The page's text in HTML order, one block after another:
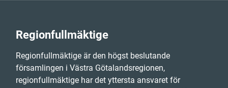
Regionfullmäktige
Regionfullmäktige är den högst beslutande
församlingen i Västra Götalandsregionen,
regionfullmäktige har det yttersta ansvaret för